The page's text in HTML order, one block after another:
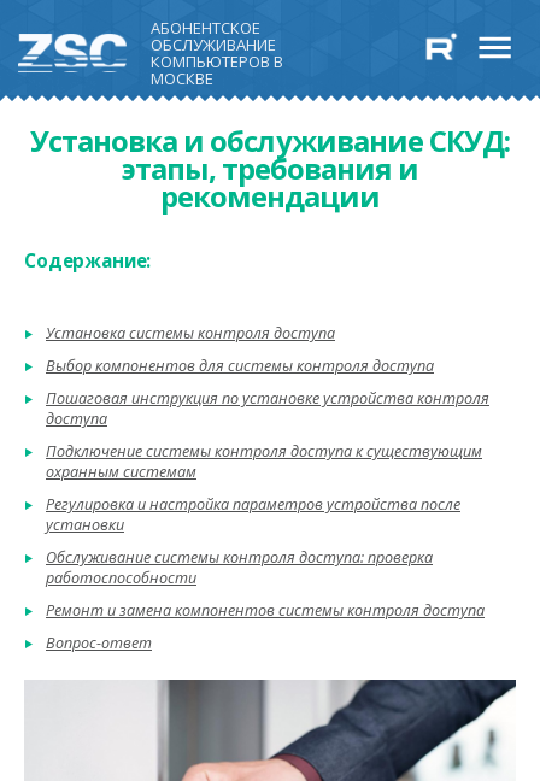
АБОНЕНТСКОЕ
ОБСЛУЖИВАНИЕ
КОМПЬЮТЕРОВ В
МОСКВЕ
Установка и обслуживание СКУД:
этапы, требования и
рекомендации
Содержание:
Установка системы контроля доступа
Выбор компонентов для системы контроля доступа
Пошаговая инструкция по установке устройства контроля
доступа
Подключение системы контроля доступа к существующим
охранным системам
Регулировка и настройка параметров устройства после
установки
Обслуживание системы контроля доступа: проверка
работоспособности
Ремонт и замена компонентов системы контроля доступа
Вопрос-ответ